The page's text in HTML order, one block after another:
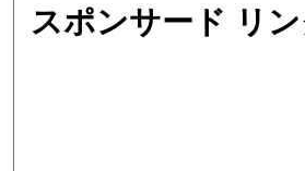
スポンサード リ